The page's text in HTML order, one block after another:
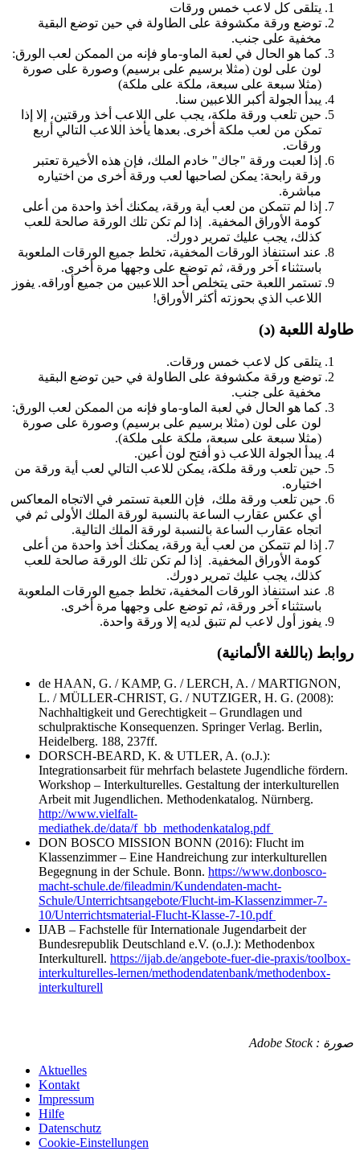
يتلقى كل لاعب خمس ورقات
توضع ورقة مكشوفة على الطاولة في حين توضع البقية
مخفية على جنب.
كما هو الحال في لعبة الماو-ماو فإنه من الممكن لعب الورق:
لون على لون (مثلا برسيم على برسيم) وصورة على صورة
(مثلا سبعة على سبعة، ملكة على ملكة)
يبدأ الجولة أكبر اللاعبين سنا.
حين تلعب ورقة ملكة، يجب على اللاعب أخذ ورقتين، إلا إذا
تمكن من لعب ملكة أخرى. بعدها يأخذ اللاعب التالي أربع
ورقات.
إذا لعبت ورقة "جاك" خادم الملك، فإن هذه الأخيرة تعتبر
ورقة رابحة: يمكن لصاحبها لعب ورقة أخرى من اختياره
مباشرة.
إذا لم تتمكن من لعب أية ورقة، يمكنك أخذ واحدة من أعلى
كومة الأوراق المخفية. إذا لم تكن تلك الورقة صالحة للعب
كذلك، يجب عليك تمرير دورك.
عند استنفاذ الورقات المخفية، تخلط جميع الورقات الملعوبة
باستثناء آخر ورقة، ثم توضع على وجهها مرة أخرى.
تستمر اللعبة حتى يتخلص أحد اللاعبين من جميع أوراقه. يفوز
اللاعب الذي بحوزته أكثر الأوراق!
طاولة اللعبة (د)
يتلقى كل لاعب خمس ورقات.
توضع ورقة مكشوفة على الطاولة في حين توضع البقية
مخفية على جنب.
كما هو الحال في لعبة الماو-ماو فإنه من الممكن لعب الورق:
لون على لون (مثلا برسيم على برسيم) وصورة على صورة
(مثلا سبعة على سبعة، ملكة على ملكة).
يبدأ الجولة اللاعب ذو أفتح لون أعين.
حين تلعب ورقة ملكة، يمكن للاعب التالي لعب أية ورقة من
اختياره.
حين تلعب ورقة ملك، فإن اللعبة تستمر في الاتجاه المعاكس
أي عكس عقارب الساعة بالنسبة لورقة الملك الأولى ثم في
اتجاه عقارب الساعة بالنسبة لورقة الملك التالية.
إذا لم تتمكن من لعب أية ورقة، يمكنك أخذ واحدة من أعلى
كومة الأوراق المخفية. إذا لم تكن تلك الورقة صالحة للعب
كذلك، يجب عليك تمرير دورك.
عند استنفاذ الورقات المخفية، تخلط جميع الورقات الملعوبة
باستثناء آخر ورقة، ثم توضع على وجهها مرة أخرى.
يفوز أول لاعب لم تتبق لديه إلا ورقة واحدة.
روابط (باللغة الألمانية)
de HAAN, G. / KAMP, G. / LERCH, A. / MARTIGNON,
L. / MÜLLER-CHRIST, G. / NUTZIGER, H. G. (2008):
Nachhaltigkeit und Gerechtigkeit – Grundlagen und
schulpraktische Konsequenzen. Springer Verlag. Berlin,
Heidelberg. 188, 237ff.
DORSCH-BEARD, K. & UTLER, A. (o.J.):
Integrationsarbeit für mehrfach belastete Jugendliche fördern.
Workshop – Interkulturelles. Gestaltung der interkulturellen
Arbeit mit Jugendlichen. Methodenkatalog. Nürnberg.
http://www.vielfalt-
mediathek.de/data/f_bb_methodenkatalog.pdf
DON BOSCO MISSION BONN (2016): Flucht im
Klassenzimmer – Eine Handreichung zur interkulturellen
Begegnung in der Schule. Bonn. https://www.donbosco-
macht-schule.de/fileadmin/Kundendaten-macht-
Schule/Unterrichtsangebote/Flucht-im-Klassenzimmer-7-
10/Unterrichtsmaterial-Flucht-Klasse-7-10.pdf
IJAB – Fachstelle für Internationale Jugendarbeit der
Bundesrepublik Deutschland e.V. (o.J.): Methodenbox
Interkulturell. https://ijab.de/angebote-fuer-die-praxis/toolbox-
interkulturelles-lernen/methodendatenbank/methodenbox-
interkulturell
صورة : Adobe Stock
Aktuelles
Kontakt
Impressum
Hilfe
Datenschutz
Cookie-Einstellungen